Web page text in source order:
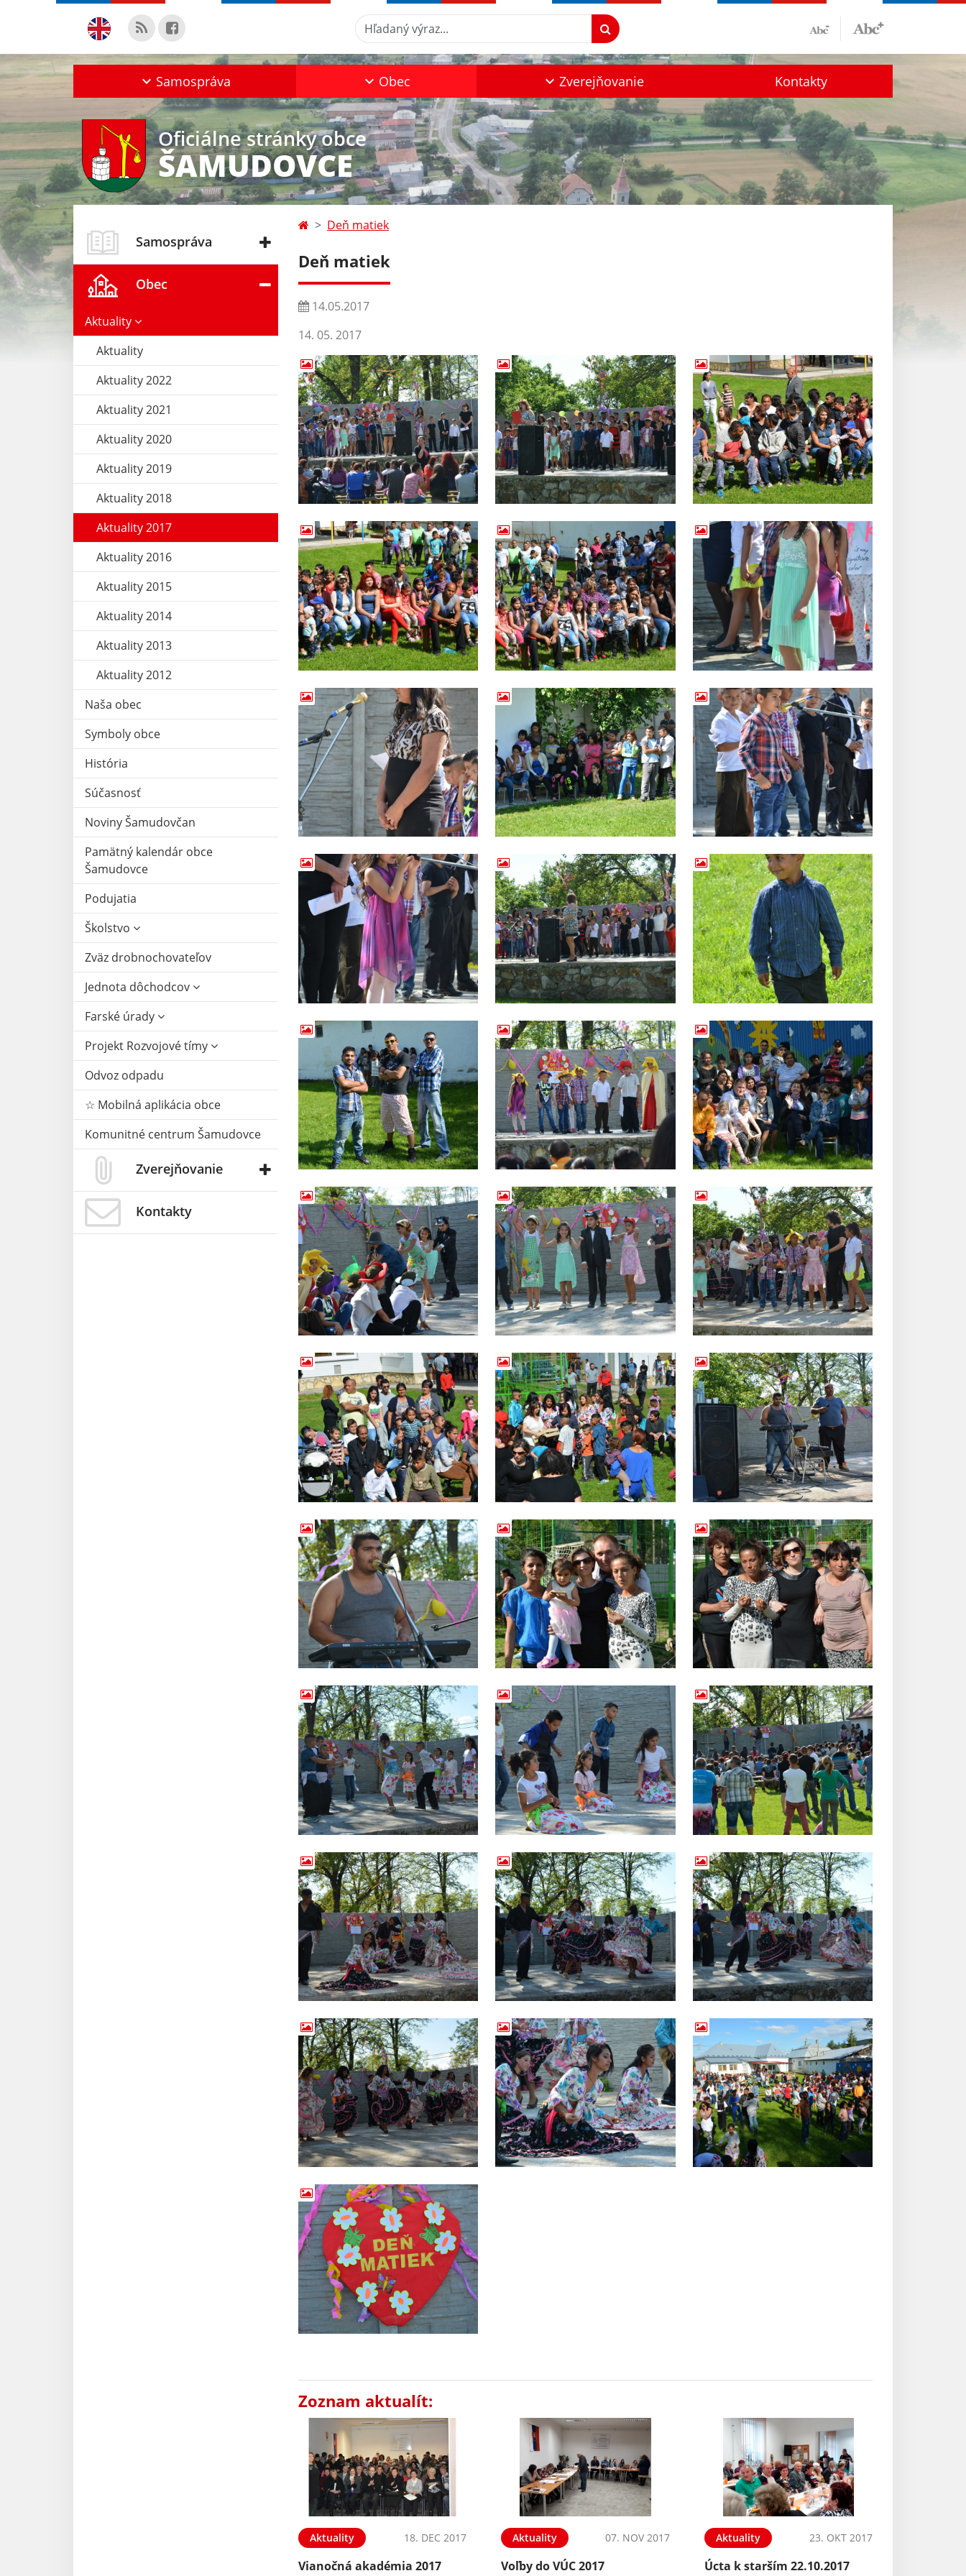
Hľadaný výraz...
Samospráva Obec Zverejňovanie Kontakty
Oficiálne stránky obce
ŠAMUDOVCE
Samospráva
Obec
Aktuality
Aktuality
Aktuality 2022
Aktuality 2021
Aktuality 2020
Aktuality 2019
Aktuality 2018
Aktuality 2017
Aktuality 2016
Aktuality 2015
Aktuality 2014
Aktuality 2013
Aktuality 2012
Naša obec
Symboly obce
História
Súčasnosť
Noviny Šamudovčan
Pamätný kalendár obce
Šamudovce
Podujatia
Školstvo
Zväz drobnochovateľov
Jednota dôchodcov
Farské úrady
Projekt Rozvojové tímy
Odvoz odpadu
☆ Mobilná aplikácia obce
Komunitné centrum Šamudovce
Zverejňovanie
Kontakty
Deň matiek
Deň matiek
14.05.2017
14. 05. 2017
Zoznam aktualít:
Aktuality 18. DEC 2017
Vianočná akadémia 2017
Aktuality 07. NOV 2017
Voľby do VÚC 2017
Aktuality 23. OKT 2017
Úcta k starším 22.10.2017